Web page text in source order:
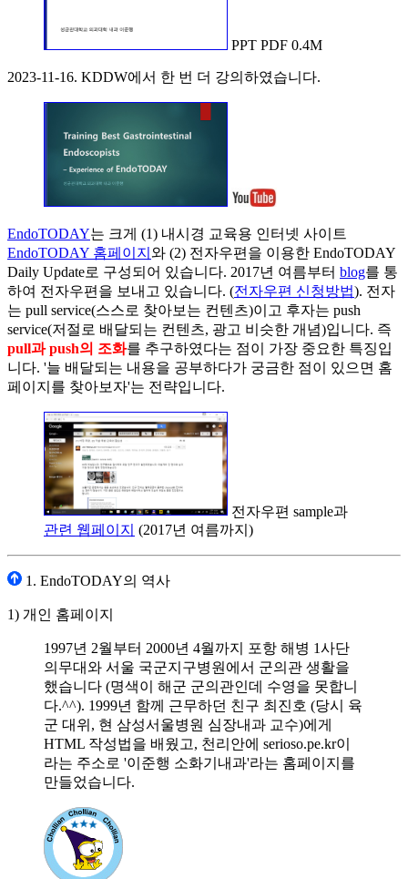
PPT PDF 0.4M
2023-11-16. KDDW에서 한 번 더 강의하였습니다.
EndoTODAY는 크게 (1) 내시경 교육용 인터넷 사이트
EndoTODAY 홈페이지 와 (2) 전자우편을 이용한 EndoTODAY
Daily Update로 구성되어 있습니다. 2017년 여름부터 blog를 통
하여 전자우편을 보내고 있습니다. (전자우편 신청방법). 전자
는 pull service(스스로 찾아보는 컨텐츠)이고 후자는 push
service(저절로 배달되는 컨텐츠, 광고 비슷한 개념)입니다. 즉
pull과 push의 조화를 추구하였다는 점이 가장 중요한 특징입
니다. '늘 배달되는 내용을 공부하다가 궁금한 점이 있으면 홈
페이지를 찾아보자'는 전략입니다.
전자우편 sample과
관련 웹페이지 (2017년 여름까지)
1. EndoTODAY의 역사
1) 개인 홈페이지
1997년 2월부터 2000년 4월까지 포항 해병 1사단
의무대와 서울 국군지구병원에서 군의관 생활을
했습니다 (명색이 해군 군의관인데 수영을 못합니
다.^^). 1999년 함께 근무하던 친구 최진호 (당시 육
군 대위, 현 삼성서울병원 심장내과 교수)에게
HTML 작성법을 배웠고, 천리안에 serioso.pe.kr이
라는 주소로 '이준행 소화기내과'라는 홈페이지를
만들었습니다.